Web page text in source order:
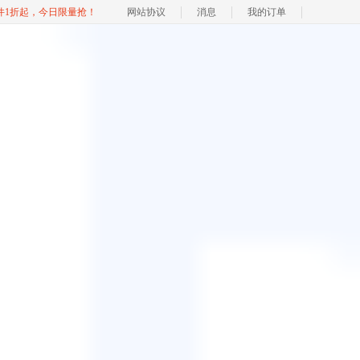
1折起，今日限量抢！ 网站协议 消息 我的订单